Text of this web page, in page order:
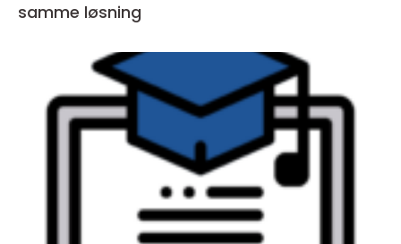
samme løsning